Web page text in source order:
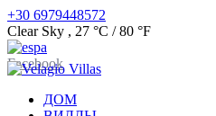
+30 6979448572
Clear Sky , 27 °C / 80 °F
Facebook
ДОМ